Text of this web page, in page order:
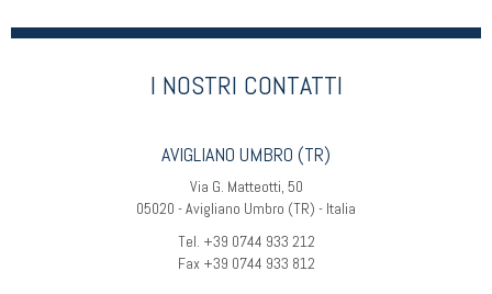
I NOSTRI CONTATTI
AVIGLIANO UMBRO (TR)
Via G. Matteotti, 50
05020 - Avigliano Umbro (TR) - Italia
Tel. +39 0744 933 212
Fax +39 0744 933 812